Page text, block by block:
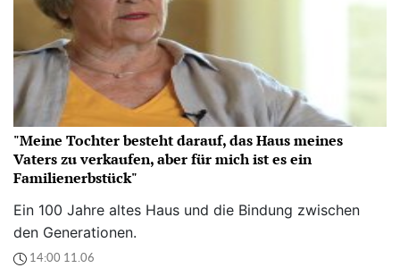
"Meine Tochter besteht darauf, das Haus meines
Vaters zu verkaufen, aber für mich ist es ein
Familienerbstück"
Ein 100 Jahre altes Haus und die Bindung zwischen
den Generationen.
14:00 11.06